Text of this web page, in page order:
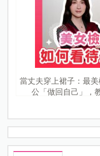
當丈夫穿上裙子：最
公「做回自己」，